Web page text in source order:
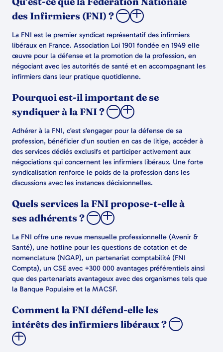
des Infirmiers (FNI) ?
La FNI est le premier syndicat représentatif des infirmiers
libéraux en France. Association Loi 1901 fondée en 1949 elle
œuvre pour la défense et la promotion de la profession, en
négociant avec les autorités de santé et en accompagnant les
infirmiers dans leur pratique quotidienne.
Pourquoi est-il important de se
syndiquer à la FNI ?
Adhérer à la FNI, c’est s’engager pour la défense de sa
profession, bénéficier d’un soutien en cas de litige, accéder à
des services dédiés exclusifs et participer activement aux
négociations qui concernent les infirmiers libéraux. Une forte
syndicalisation renforce le poids de la profession dans les
discussions avec les instances décisionnelles.
Quels services la FNI propose-t-elle à
ses adhérents ?
La FNI offre une revue mensuelle professionnelle (Avenir &
Santé), une hotline pour les questions de cotation et de
nomenclature (NGAP), un partenariat comptabilité (FNI
Compta), un CSE avec +300 000 avantages préférentiels ainsi
que des partenariats avantageux avec des organismes tels que
la Banque Populaire et la MACSF.
Comment la FNI défend-elle les
intérêts des infirmiers libéraux ?